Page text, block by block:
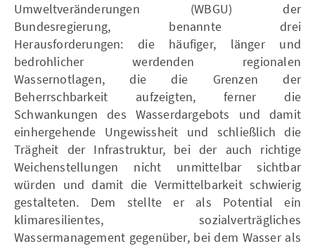
Umweltveränderungen (WBGU) der
Bundesregierung, benannte drei
Herausforderungen: die häufiger, länger und
bedrohlicher werdenden regionalen
Wassernotlagen, die die Grenzen der
Beherrschbarkeit aufzeigten, ferner die
Schwankungen des Wasserdargebots und damit
einhergehende Ungewissheit und schließlich die
Trägheit der Infrastruktur, bei der auch richtige
Weichenstellungen nicht unmittelbar sichtbar
würden und damit die Vermittelbarkeit schwierig
gestalteten. Dem stellte er als Potential ein
klimaresilientes, sozialverträgliches
Wassermanagement gegenüber, bei dem Wasser als